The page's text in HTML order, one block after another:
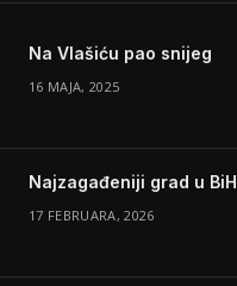
Na Vlašiću pao snijeg
16 MAJA, 2025
Najzagađeniji grad u BiH
17 FEBRUARA, 2026